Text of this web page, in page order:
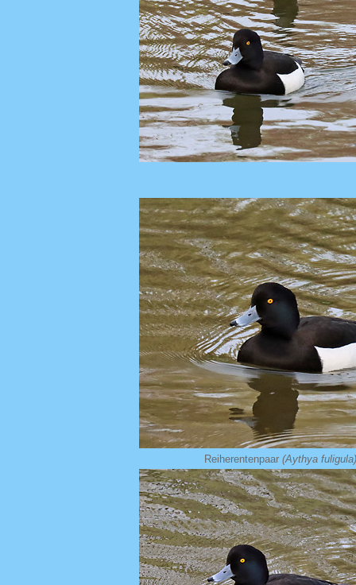
Reiherentenpaar (Aythya fuligula)